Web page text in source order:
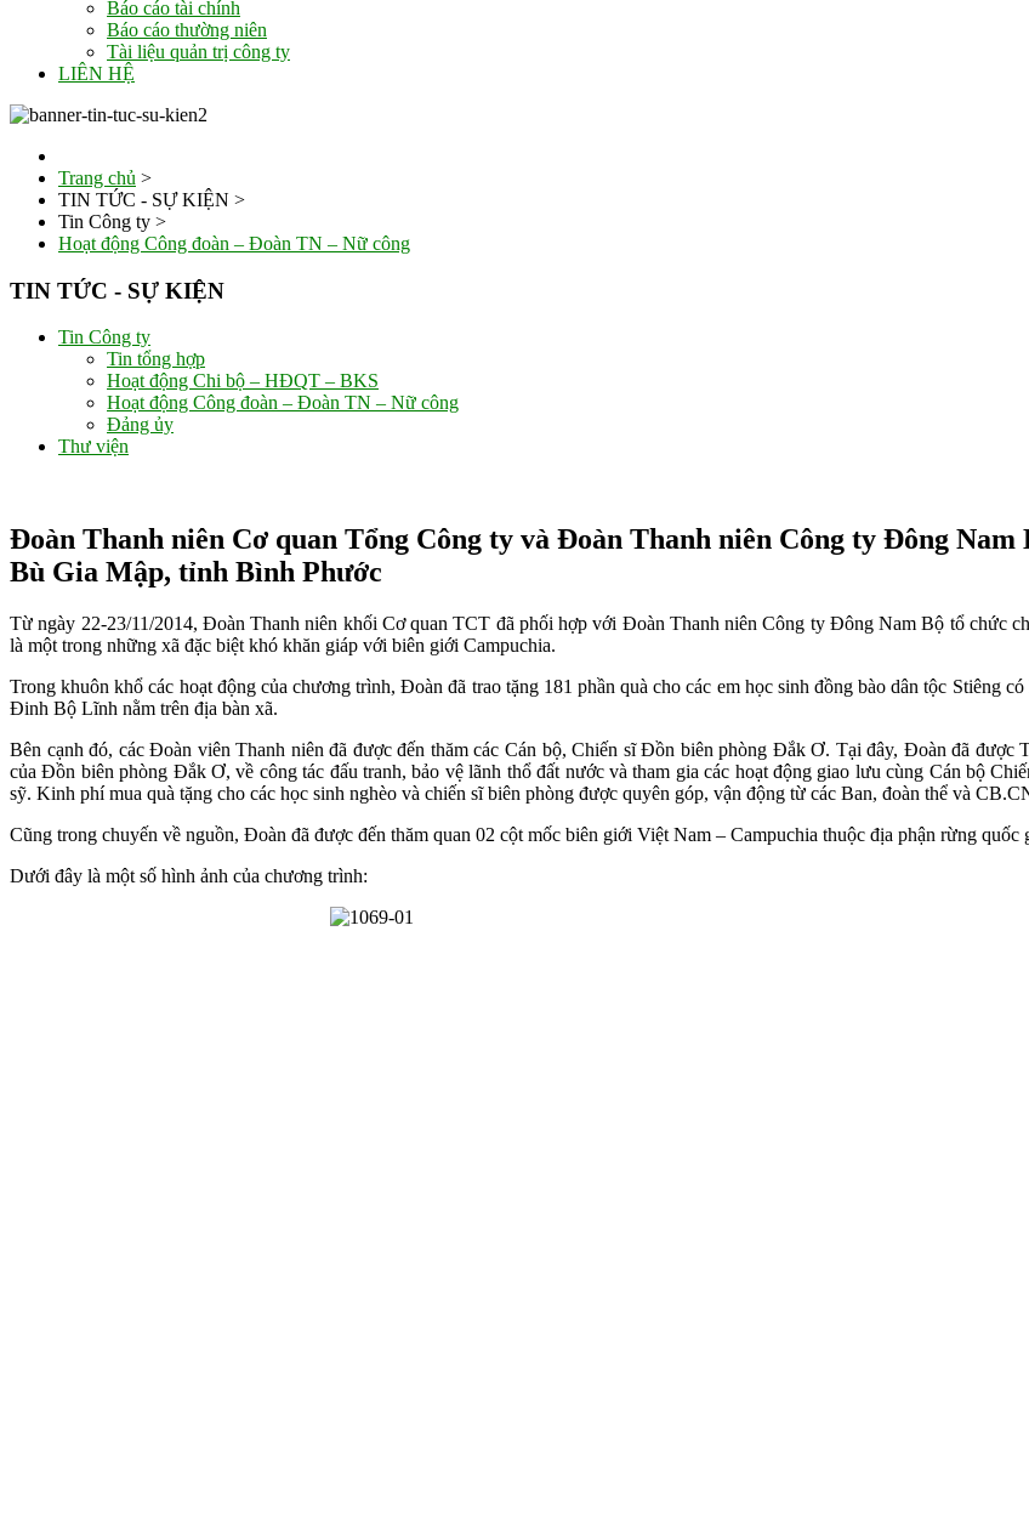
Báo cáo tài chính
Báo cáo thường niên
Tài liệu quản trị công ty
LIÊN HỆ
Trang chủ >
TIN TỨC - SỰ KIỆN >
Tin Công ty >
Hoạt động Công đoàn – Đoàn TN – Nữ công
TIN TỨC - SỰ KIỆN
Tin Công ty
Tin tổng hợp
Hoạt động Chi bộ – HĐQT – BKS
Hoạt động Công đoàn – Đoàn TN – Nữ công
Đảng ủy
Thư viện
Đoàn Thanh niên Cơ quan Tổng Công ty và Đoàn Thanh niên Công ty Đông
Bù Gia Mập, tỉnh Bình Phước
Từ ngày 22-23/11/2014, Đoàn Thanh niên khối Cơ quan TCT đã phối hợp với Đoàn Thanh niên Công ty Đông Nam Bộ tổ chức
là một trong những xã đặc biệt khó khăn giáp với biên giới Campuchia.
Trong khuôn khổ các hoạt động của chương trình, Đoàn đã trao tặng 181 phần quà cho các em học sinh đồng bào dân tộc Stiêng
Đinh Bộ Lĩnh nằm trên địa bàn xã.
Bên cạnh đó, các Đoàn viên Thanh niên đã được đến thăm các Cán bộ, Chiến sĩ Đồn biên phòng Đắk Ơ. Tại đây, Đoàn đã
của Đồn biên phòng Đắk Ơ, về công tác đấu tranh, bảo vệ lãnh thổ đất nước và tham gia các hoạt động giao lưu cùng Cán bộ
sỹ. Kinh phí mua quà tặng cho các học sinh nghèo và chiến sĩ biên phòng được quyên góp, vận động từ các Ban, đoàn thể và
Cũng trong chuyến về nguồn, Đoàn đã được đến thăm quan 02 cột mốc biên giới Việt Nam – Campuchia thuộc địa phận rừng quốc
Dưới đây là một số hình ảnh của chương trình: